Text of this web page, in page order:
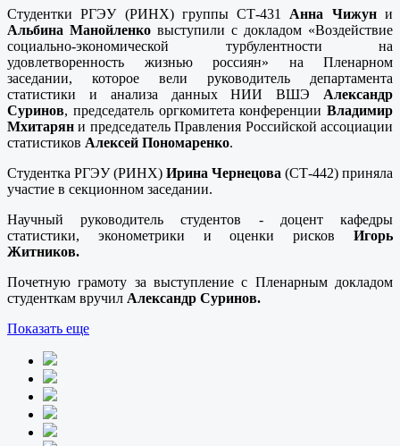
Студентки РГЭУ (РИНХ) группы СТ-431 Анна Чижуни
Альбина Манойленко выступили с докладом «Воздействие
социально-экономической турбулентности на
удовлетворенность жизнью россиян» на Пленарном
заседании, которое вели руководитель департамента
статистики и анализа данных НИИ ВШЭ Александр
Суринов, председатель оргкомитета конференции Владимир
Мхитарян и председатель Правления Российской ассоциации
статистиков Алексей Пономаренко.
Студентка РГЭУ (РИНХ) Ирина Чернецова (СТ-442) приняла
участие в секционном заседании.
Научный руководитель студентов - доцент кафедры
статистики, эконометрики и оценки рисков Игорь
Житников.
Почетную грамоту за выступление с Пленарным докладом
студенткам вручил Александр Суринов.
Показать еще